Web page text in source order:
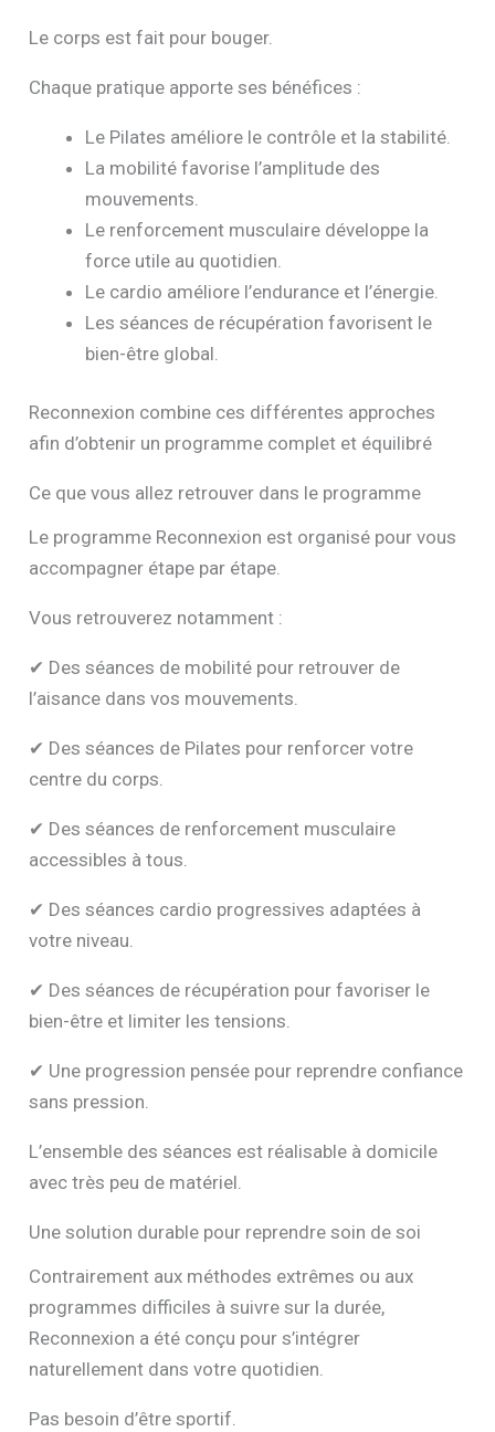
Le corps est fait pour bouger.
Chaque pratique apporte ses bénéfices :
Le Pilates améliore le contrôle et la stabilité.
La mobilité favorise l’amplitude des
mouvements.
Le renforcement musculaire développe la
force utile au quotidien.
Le cardio améliore l’endurance et l’énergie.
Les séances de récupération favorisent le
bien-être global.
Reconnexion combine ces différentes approches
afin d’obtenir un programme complet et équilibré
Ce que vous allez retrouver dans le programme
Le programme Reconnexion est organisé pour vous
accompagner étape par étape.
Vous retrouverez notamment :
✔ Des séances de mobilité pour retrouver de
l’aisance dans vos mouvements.
✔ Des séances de Pilates pour renforcer votre
centre du corps.
✔ Des séances de renforcement musculaire
accessibles à tous.
✔ Des séances cardio progressives adaptées à
votre niveau.
✔ Des séances de récupération pour favoriser le
bien-être et limiter les tensions.
✔ Une progression pensée pour reprendre confiance
sans pression.
L’ensemble des séances est réalisable à domicile
avec très peu de matériel.
Une solution durable pour reprendre soin de soi
Contrairement aux méthodes extrêmes ou aux
programmes difficiles à suivre sur la durée,
Reconnexion a été conçu pour s’intégrer
naturellement dans votre quotidien.
Pas besoin d’être sportif.